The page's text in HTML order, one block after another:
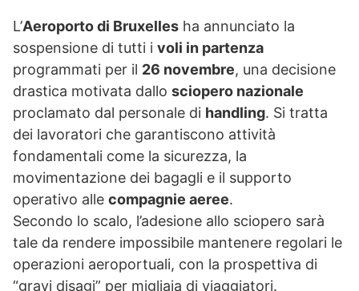
L’Aeroporto di Bruxelles ha annunciato la
sospensione di tutti i voli in partenza
programmati per il 26 novembre, una decisione
drastica motivata dallo sciopero nazionale
proclamato dal personale di handling. Si tratta
dei lavoratori che garantiscono attività
fondamentali come la sicurezza, la
movimentazione dei bagagli e il supporto
operativo alle compagnie aeree.
Secondo lo scalo, l’adesione allo sciopero sarà
tale da rendere impossibile mantenere regolari le
operazioni aeroportuali, con la prospettiva di
“gravi disagi” per migliaia di viaggiatori.